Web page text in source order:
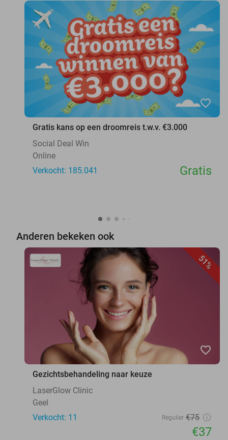
favorite_border
Gratis kans op een droomreis t.w.v. €3.000
Social Deal Win
Online
Verkocht: 185.041
Gratis
Anderen bekeken ook
51%
favorite_border
Gezichtsbehandeling naar keuze
LaserGlow Clinic
Geel
Verkocht: 11
Regulier €75
€37